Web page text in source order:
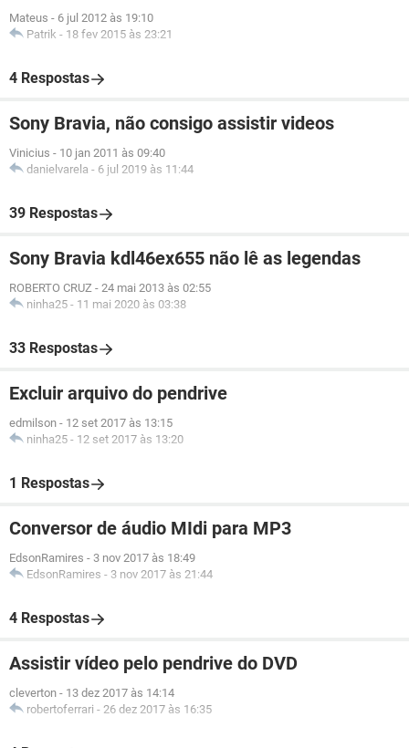
Mateus - 6 jul 2012 às 19:10
Patrik - 18 fev 2015 às 23:21
4 Respostas
Sony Bravia, não consigo assistir videos
Vinicius - 10 jan 2011 às 09:40
danielvarela - 6 jul 2019 às 11:44
39 Respostas
Sony Bravia kdl46ex655 não lê as legendas
ROBERTO CRUZ - 24 mai 2013 às 02:55
ninha25 - 11 mai 2020 às 03:38
33 Respostas
Excluir arquivo do pendrive
edmilson - 12 set 2017 às 13:15
ninha25 - 12 set 2017 às 13:20
1 Respostas
Conversor de áudio MIdi para MP3
EdsonRamires - 3 nov 2017 às 18:49
EdsonRamires - 3 nov 2017 às 21:44
4 Respostas
Assistir vídeo pelo pendrive do DVD
cleverton - 13 dez 2017 às 14:14
robertoferrari - 26 dez 2017 às 16:35